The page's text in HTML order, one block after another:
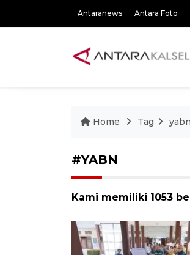
Antaranews Antara Foto
Home Tag yabn
#YABN
Kami memiliki 1053